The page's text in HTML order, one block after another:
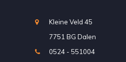
Kleine Veld 45
7751 BG Dalen
0524 - 551004